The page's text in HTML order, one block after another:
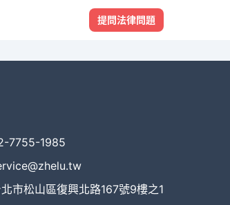
提問法律問題
7755-1985
市松山區復興北路167號9樓之1